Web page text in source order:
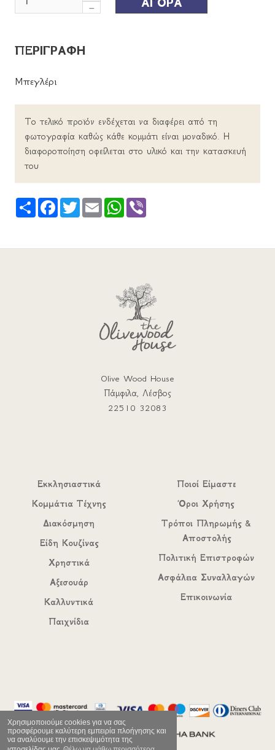
Χρησιμοποιούμε cookies για να σας
προσφέρουμε καλύτερη εμπειρία πλοήγησης και
να αναλύουμε την επισκεψιμότητα της
ΠΕΡΙΓΡΑΦΗ
Μπεγλέρι
Το τελικό προϊόν ενδέχεται να διαφέρει από τη
φωτογραφία καθώς κάθε κομμάτι είναι μοναδικό. Η
διαφοροποίηση οφείλεται στο υλικό και την κατασκευή
του
Share FacebookTwitterEmail WhatsApp
Olive Wood House
Πάμφιλα, Λέσβος
22510 32083
Εκκλησιαστικά
Κομμάτια Τέχνης
Διακόσμηση
Είδη Κουζίνας
Χρηστικά
Αξεσουάρ
Καλλυντικά
Παιχνίδια
Ποιοί Είμαστε
Όροι Χρήσης
Τρόποι Πληρωμής &
Αποστολής
Πολιτική Επιστροφών
Ασφάλεια Συναλλαγών
Επικοινωνία